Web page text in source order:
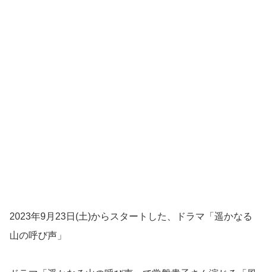
2023年9月23日(土)からスタートした、ドラマ「遥かなる
山の呼び声」